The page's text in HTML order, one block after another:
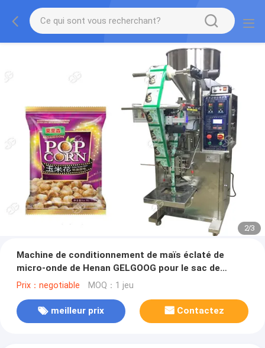
2/3
Machine de conditionnement de maïs éclaté de
micro-onde de Henan GELGOOG pour le sac de
poche de vide
Prix：negotiable MOQ：1 jeu
meilleur prix Contactez